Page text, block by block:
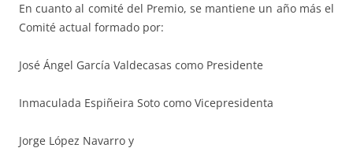
En cuanto al comité del Premio, se mantiene un año más el
Comité actual formado por:
José Ángel García Valdecasas como Presidente
Inmaculada Espiñeira Soto como Vicepresidenta
Jorge López Navarro y